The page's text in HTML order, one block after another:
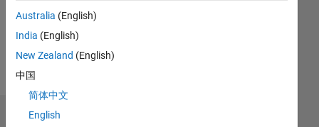
Guarda
tutto
Australia (English)
India (English)
New Zealand (English)
中国
简体中文
English
Centro di